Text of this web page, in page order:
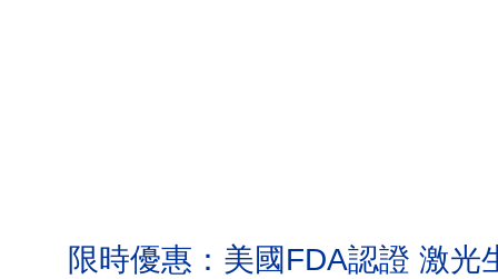
限時優惠：美國FDA認證 激光